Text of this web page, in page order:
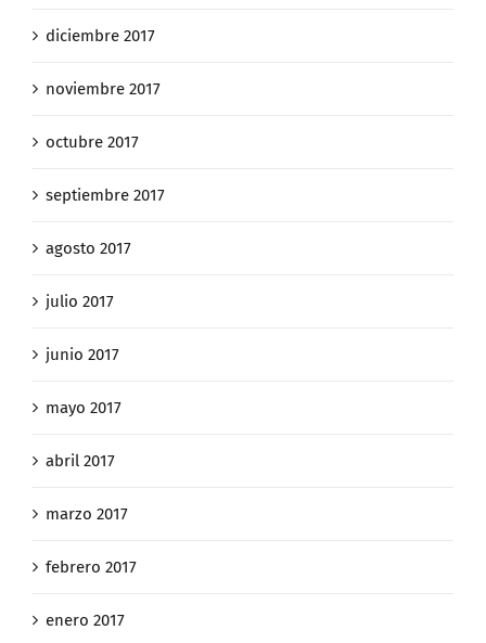
diciembre 2017
noviembre 2017
octubre 2017
septiembre 2017
agosto 2017
julio 2017
junio 2017
mayo 2017
abril 2017
marzo 2017
febrero 2017
enero 2017